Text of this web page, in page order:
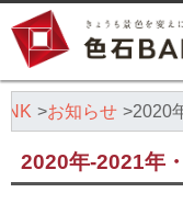
お知らせ 2020
2020年-2021年